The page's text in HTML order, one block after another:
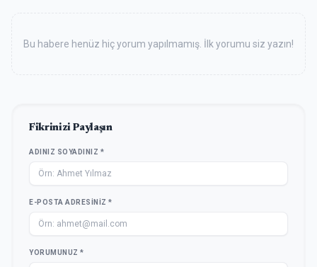
Bu habere henüz hiç yorum yapılmamış. İlk yorumu siz yazın!
Fikrinizi Paylaşın
ADINIZ SOYADINIZ *
E-POSTA ADRESINIZ *
YORUMUNUZ *